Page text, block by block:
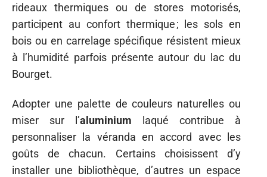
rideaux thermiques ou de stores motorisés,
participent au confort thermique ; les sols en
bois ou en carrelage spécifique résistent mieux
à l’humidité parfois présente autour du lac du
Bourget.
Adopter une palette de couleurs naturelles ou
miser sur l’aluminium laqué contribue à
personnaliser la véranda en accord avec les
goûts de chacun. Certains choisissent d’y
installer une bibliothèque, d’autres un espace